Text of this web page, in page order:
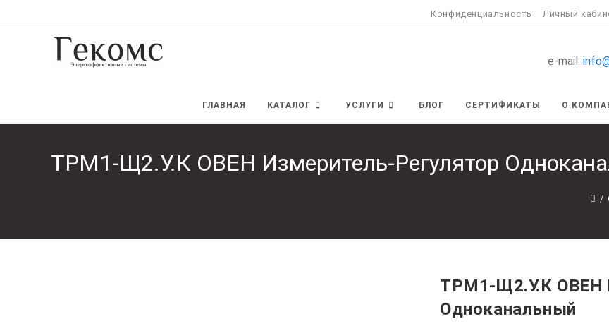
содержимому
Конфиденциальность Личный
e-mail:
ГЛАВНАЯ КАТАЛОГ УСЛУГИ БЛОГ СЕРТИФИКАТЫ О
ТРМ1-Щ2.У.К ОВЕН Измеритель-Регулятор
/
ТРМ1-Щ2.У.К ОВЕН
Одноканальный